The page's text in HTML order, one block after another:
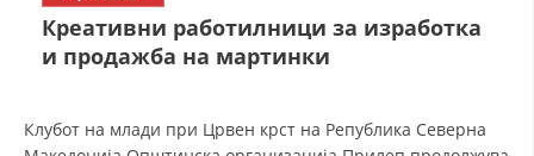
КОНТАКТ ИНФОРМАЦИИ
ЧЛЕНСТВО ВО ПРОФЕСИОНАЛНИ ТЕЛА
Креативни работилници за изработка
и продажба на мартинки
Клубот на млади при Црвен крст на Република Северна